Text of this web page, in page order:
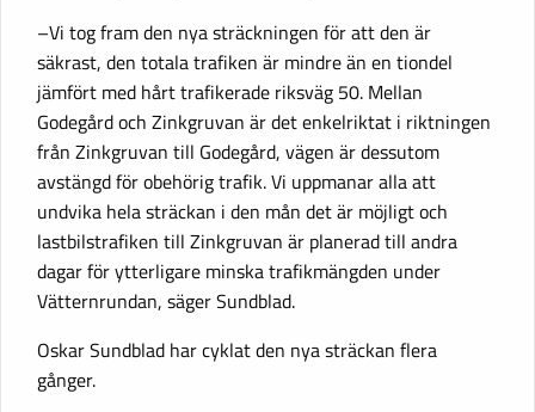
–Vi tog fram den nya sträckningen för att den är
säkrast, den totala trafiken är mindre än en tiondel
jämfört med hårt trafikerade riksväg 50. Mellan
Godegård och Zinkgruvan är det enkelriktat i riktningen
från Zinkgruvan till Godegård, vägen är dessutom
avstängd för obehörig trafik. Vi uppmanar alla att
undvika hela sträckan i den mån det är möjligt och
lastbilstrafiken till Zinkgruvan är planerad till andra
dagar för ytterligare minska trafikmängden under
Vätternrundan, säger Sundblad.
Oskar Sundblad har cyklat den nya sträckan flera
gånger.